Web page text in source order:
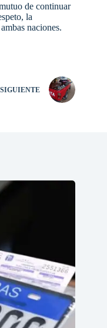
de continuar
la
naciones.
SIGUIENTE